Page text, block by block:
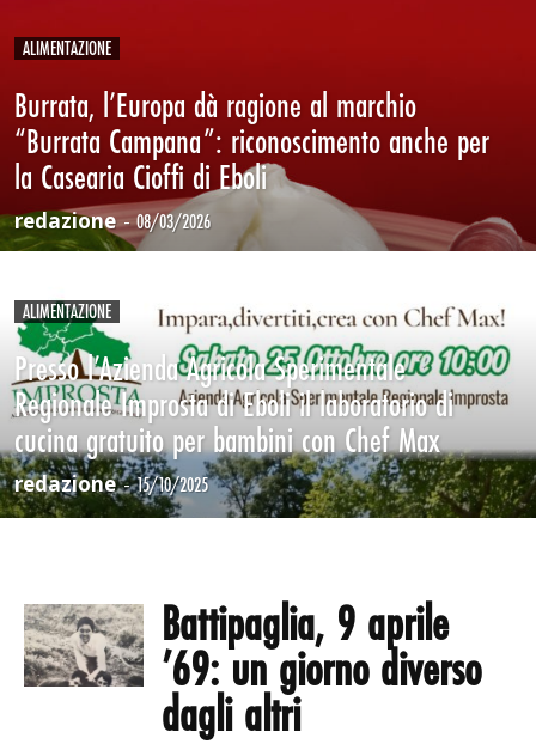
ALIMENTAZIONE
Burrata, l’Europa dà ragione al marchio
“Burrata Campana”: riconoscimento anche per
la Casearia Cioffi di Eboli
redazione - 08/03/2026
ALIMENTAZIONE
Presso l’Azienda Agricola Sperimentale
Regionale Improsta di Eboli il laboratorio di
cucina gratuito per bambini con Chef Max
redazione - 15/10/2025
Battipaglia, 9 aprile
’69: un giorno diverso
dagli altri